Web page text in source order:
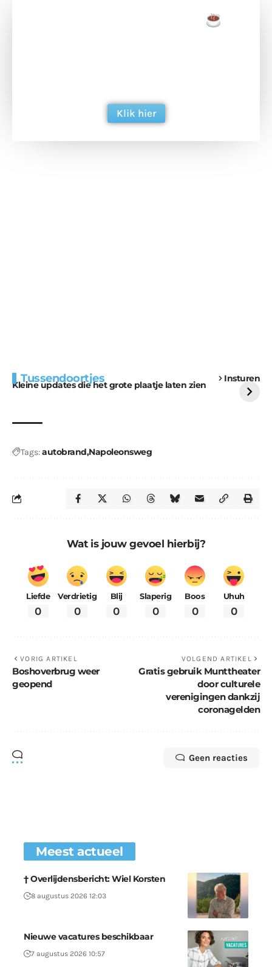
Klik hier
Tussendoortjes Insturen
Kleine updates die het grote plaatje laten zien
voor kabouters
uitdaging
Tags:autobrand Napoleonsweg
Wat is jouw gevoel hierbij?
Liefde
0
Verdrietig
0
Blij
0
Slaperig
0
Boos
0
Uhuh
0
VORIG ARTIKEL
Boshoverbrug weer
geopend
VOLGEND ARTIKEL
Gratis gebruik Munttheater
door culturele
verenigingen dankzij
coronagelden
Geen reacties
Meest actueel
† Overlijdensbericht: Wiel Korsten
8 augustus 2026 12:03
Nieuwe vacatures beschikbaar
7 augustus 2026 10:57